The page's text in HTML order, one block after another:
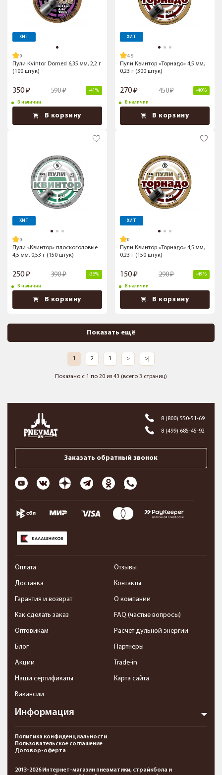
ХИТ
Пули Kvintor Domed 6,35 мм, 2,2 г
(100 штук)
350 590 -41%
В наличии
В корзину
ХИТ
4.5
Пули Квинтор «Торнадо» 4,5 мм,
0,23 г (300 штук)
270 450 -40%
В наличии
В корзину
ХИТ
Пули «Квинтор» плоскоголовые
4,5 мм, 0,53 г (150 штук)
250 390 -36%
В наличии
В корзину
ХИТ
Пули Квинтор «Торнадо» 4,5 мм,
0,23 г (150 штук)
150 290 -49%
В наличии
В корзину
Показать ещё
1 2 3 > >|
Показано с 1 по 20 из 43 (всего 3 страниц)
8 (800) 550-51-69
8 (499) 685-45-92
Заказать обратный звонок
Информация
Оплата
Доставка
Гарантия и возврат
Как сделать заказ
Оптовикам
Блог
Акции
Наши сертификаты
Вакансии
Отзывы
Контакты
О компании
FAQ (частые вопросы)
Расчет дульной энергии
Партнеры
Trade-in
Карта сайта
Политика конфиденциальности
Пользовательское соглашение
Договор-оферта
2013-2026 Интернет-магазин пневматики, страйкбола и